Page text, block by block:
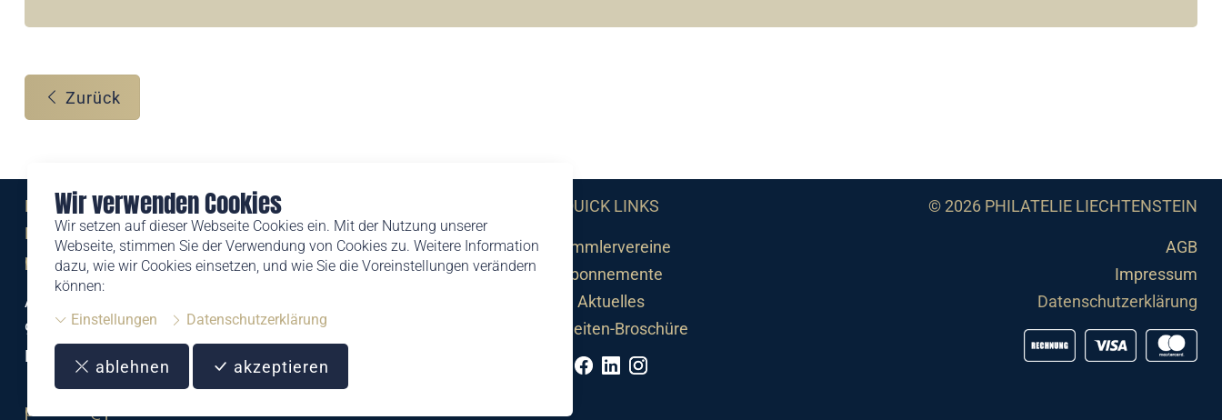
Wir verwenden Cookies
Wir setzen auf dieser Webseite Cookies ein. Mit der Nutzung unserer
Webseite, stimmen Sie der Verwendung von Cookies zu. Weitere Information
dazu, wie wir Cookies einsetzen, und wie Sie die Voreinstellungen verändern
können:
Einstellungen
Datenschutzerklärung
ablehnen akzeptieren
Zurück
Eine Marke der
Liechtensteinischen Post AG
post.li
Alte Zollstrasse 11
9494 Schaan
Liechtenstein
T +423 399 44 66
philatelie@post.li
QUICK LINKS
Sammlervereine
Abonnemente
Aktuelles
Neuheiten-Broschüre
© 2026 PHILATELIE LIECHTENSTEIN
AGB
Impressum
Datenschutzerklärung